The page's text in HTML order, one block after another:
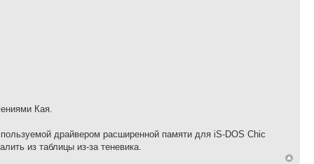
Кая.
драйвером расширенной памяти для iS-DOS Chic
из таблицы из-за теневика.